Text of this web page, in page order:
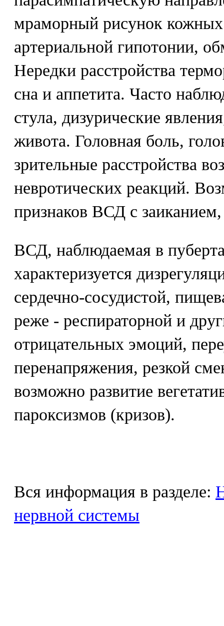
мраморный рисунок кожных
артериальной гипотонии,
Нередки расстройства
сна и аппетита. Часто
стула, дизурические
живота. Головная боль,
зрительные расстройства
невротических реакций.
признаков ВСД с
ВСД, наблюдаемая в
характеризуется
сердечно-сосудистой,
реже - респираторной и
отрицательных эмоций,
перенапряжения, резкой
возможно развитие
пароксизмов (кризов).
Вся информация в разделе:
нервной системы